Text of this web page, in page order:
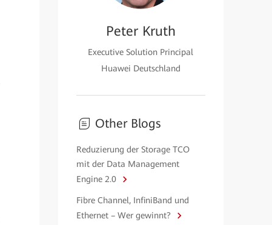
Peter Kruth
Executive Solution Principal
Huawei Deutschland
Other Blogs
Reduzierung der Storage TCO
mit der Data Management
Engine 2.0
Fibre Channel, InfiniBand und
Ethernet – Wer gewinnt?